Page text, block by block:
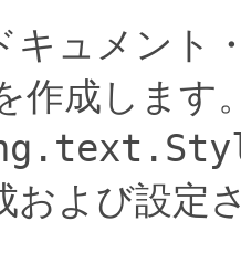
キュメント
作成します
および設定